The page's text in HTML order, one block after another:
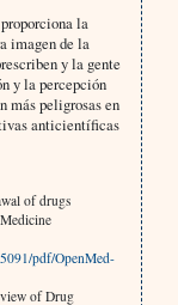
la
imagen de la
y la gente
y la percepción
más peligrosas en
anticientíficas
of drugs
pdf/OpenMed-
of Drug